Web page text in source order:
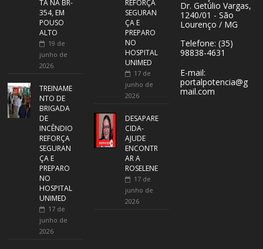
TA NA BR-
354, EM
POUSO
ALTO
19 de
junho de
2026
TREINAME
NTO DE
BRIGADA
DE
INCÊNDIO
REFORÇA
SEGURAN
ÇA E
PREPARO
NO
HOSPITAL
UNIMED
17 de
junho de
2026
REFORÇA
SEGURAN
ÇA E
PREPARO
NO
HOSPITAL
UNIMED
17 de
junho de
2026
DESAPARE
CIDA-
AJUDE
ENCONTR
AR A
ROSELENE
17 de
junho de
2026
Dr. Getúlio Vargas,
1240/01 - São
Lourenço / MG
Telefone: (35)
98838-4631
E-mail:
portalpotencia@g
mail.com